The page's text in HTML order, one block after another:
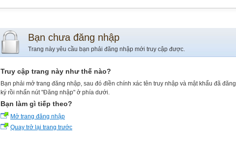
Bạn chưa đăng nhập
Trang này yêu cầu bạn phải đăng nhập mới truy cập được.
Truy cập trang này như thế nào?
Bạn phải mở trang đăng nhập, sau đó điền chính xác tên truy nhập và mật khẩu đã đăng
ký rồi nhấn nút "Đăng nhập" ở phía dưới.
Bạn làm gì tiếp theo?
Mở trang đăng nhập
Quay trở lại trang trước